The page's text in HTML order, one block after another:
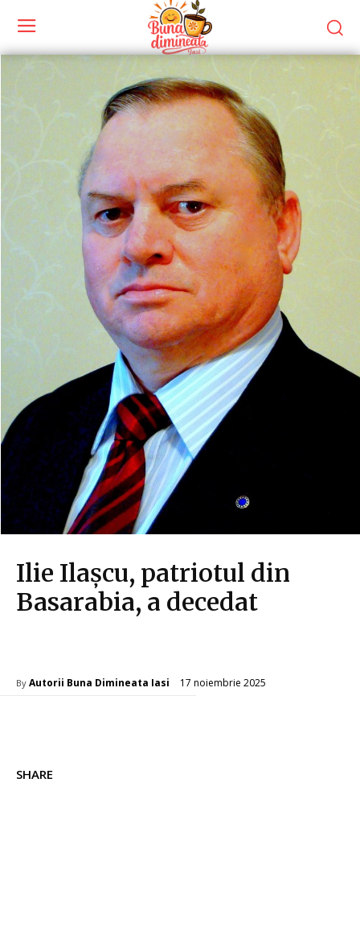
Ilie Ilașcu, patriotul din
Basarabia, a decedat
By Autorii Buna Dimineata Iasi 17 noiembrie 2025
SHARE